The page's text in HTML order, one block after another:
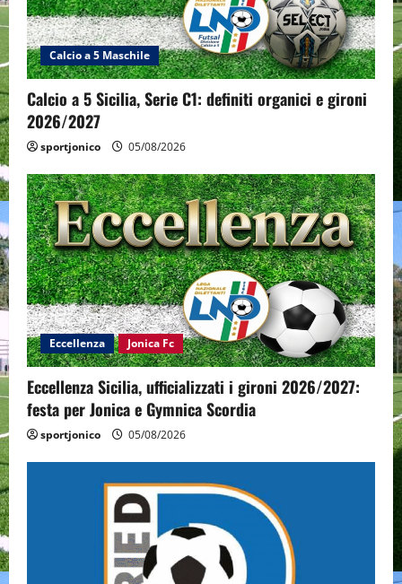
Calcio a 5 Maschile
Calcio a 5 Sicilia, Serie C1: definiti organici e gironi
2026/2027
sportjonico 05/08/2026
Eccellenza Jonica Fc
Eccellenza Sicilia, ufficializzati i gironi 2026/2027:
festa per Jonica e Gymnica Scordia
sportjonico 05/08/2026